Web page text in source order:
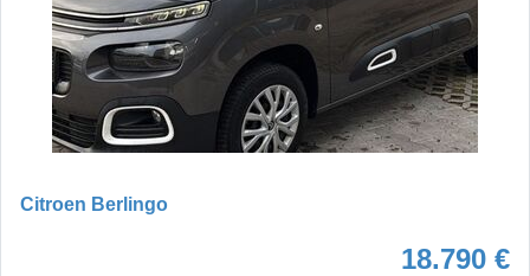
Citroen Berlingo
18.790 €